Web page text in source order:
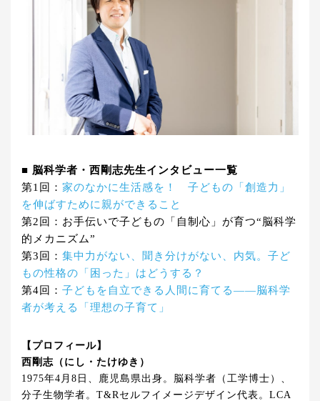
■ 脳科学者・西剛志先生インタビュー一覧
第1回： 家のなかに生活感を！ 子どもの「創造力」
を伸ばすために親ができること
第2回：お手伝いで子どもの「自制心」が育つ“脳科学
的メカニズム”
第3回： 集中力がない、聞き分けがない、内気。子ど
もの性格の「困った」はどうする？
第4回： 子どもを自立できる人間に育てる――脳科学
者が考える「理想の子育て」
【プロフィール】
西剛志（にし・たけゆき）
1975年4月8日、鹿児島県出身。脳科学者（工学博士）、
分子生物学者。T&Rセルフイメージデザイン代表。LCA